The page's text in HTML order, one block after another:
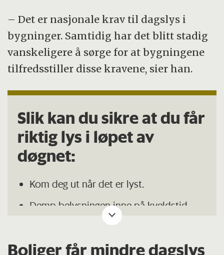
– Det er nasjonale krav til dagslys i
bygninger. Samtidig har det blitt stadig
vanskeligere å sørge for at bygningene
tilfredsstiller disse kravene, sier han.
Slik kan du sikre at du får
riktig lys i løpet av
døgnet:
Kom deg ut når det er lyst.
Demp belysningen inne på kveldstid,
gjerne flere timer før du skal sove.
Unngå skjerm før leggetid, eller legg inn
Boliger får mindre dagslys